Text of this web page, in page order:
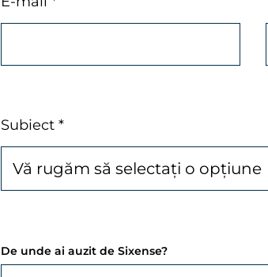
Subiect *
De unde ai auzit de Sixense?